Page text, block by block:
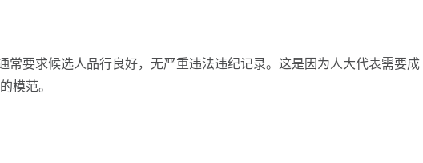
要求候选人品行良好，无严重违法违纪记录。这是因为人大代表需要成
模范。